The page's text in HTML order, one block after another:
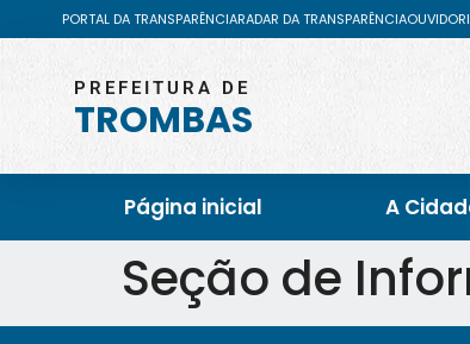
PORTAL DA TRANSPARÊNCIARADAR DA TRANSPARÊNCIA
PREFEITURA DE
TROMBAS
Página inicial A
Seção de